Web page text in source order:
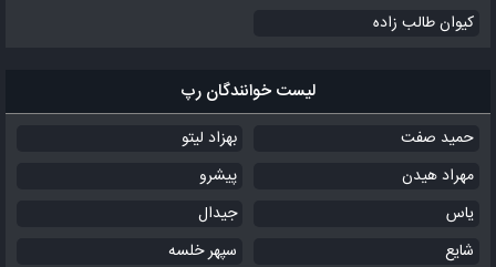
کیوان طالب زاده
لیست خوانندگان رپ
حمید صفت
بهزاد لیتو
مهراد هیدن
پیشرو
یاس
جیدال
شایع
سپهر خلسه